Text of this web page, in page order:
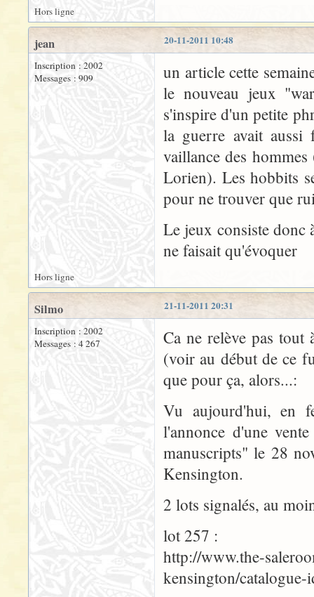
Hors ligne
20-11-2011 10:48
jean
Inscription : 2002
Messages : 909
un article cette
le nouveau jeux
s'inspire d'un petite
la guerre avait
vaillance des
Lorien). Les hobbits
pour ne trouver que
Le jeux consiste donc
ne faisait qu'évoquer
Hors ligne
21-11-2011 20:31
Silmo
Inscription : 2002
Messages : 4 267
Ca ne relève pas tout
(voir au début de ce
que pour ça, alors...:
Vu aujourd'hui, en
l'annonce d'une
manuscripts" le 28
Kensington.
2 lots signalés, au
lot 257 :
http://www.the-
kensington/